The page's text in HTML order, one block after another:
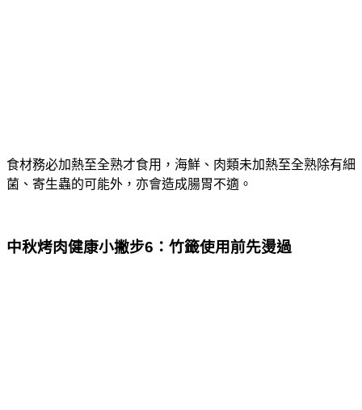
食材務必加熱至全熟才食用，海鮮、肉類未加熱至全熟除有細
菌、寄生蟲的可能外，亦會造成腸胃不適。
中秋烤肉健康小撇步6：竹籤使用前先燙過